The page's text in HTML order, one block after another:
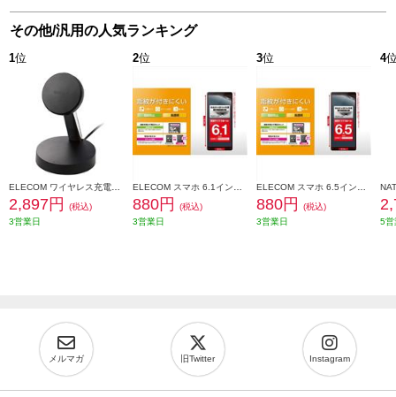
その他/汎用の人気ランキング
1位
2,897円
(税込)
3営業日
2位
880円
(税込)
3営業日
3位
880円
(税込)
3営業日
4
5営
メルマガ 旧Twitter Instagram